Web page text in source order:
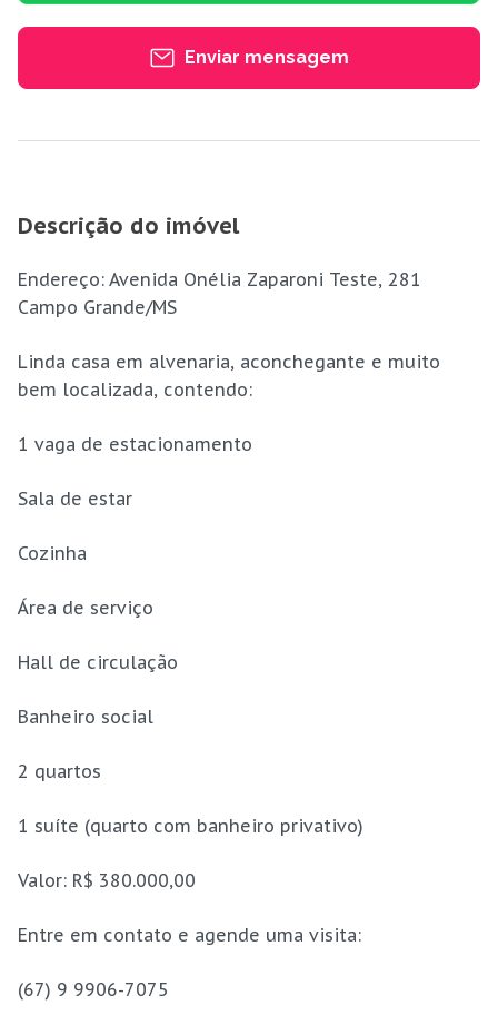
Enviar mensagem
Descrição do imóvel
Endereço: Avenida Onélia Zaparoni Teste, 281 
Campo Grande/MS
Linda casa em alvenaria, aconchegante e muito
bem localizada, contendo:
1 vaga de estacionamento
Sala de estar
Cozinha
Área de serviço
Hall de circulação
Banheiro social
2 quartos
1 suíte (quarto com banheiro privativo)
Valor: R$ 380.000,00
Entre em contato e agende uma visita:
(67) 9 9906-7075